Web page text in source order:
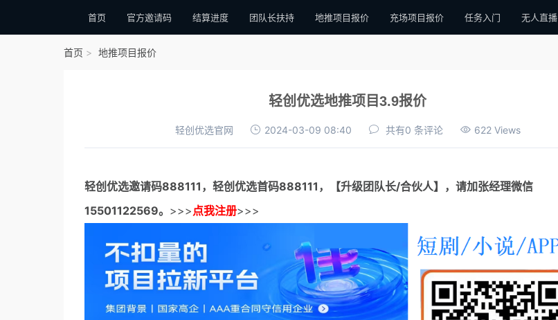
首页 官方邀请码 结算进度 团队长扶持 地推项目报价 充场项目报价 任务入门 无人直播
首页 地推项目报价
轻创优选地推项目3.9报价
轻创优选官网 2024-03-09 08:40 共有0 条评论 622 Views
轻创优选邀请码888111， 轻创优选首码888111，【升级团队长/合伙人】，请加张经理微信
15501122569。 >>>点我注册>>>